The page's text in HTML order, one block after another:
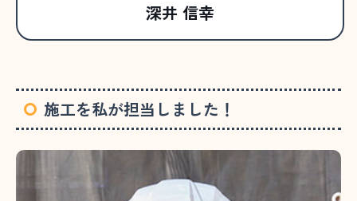
深井 信幸
施工を私が担当しました！